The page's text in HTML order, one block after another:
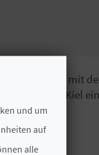
zusammen mit
der dem Kiel
und um
auf
alle